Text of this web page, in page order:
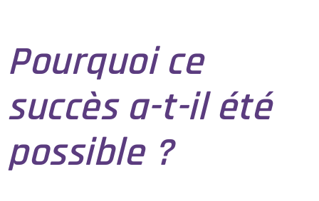
Pourquoi ce
succès a-t-il été
possible ?